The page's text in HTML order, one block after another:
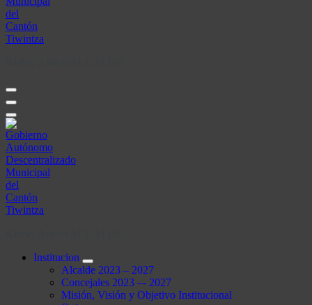
Institucion
Alcalde 2023 – 2027
Concejales 2023 –- 2027
Misión, Visión y Objetivo Institucional